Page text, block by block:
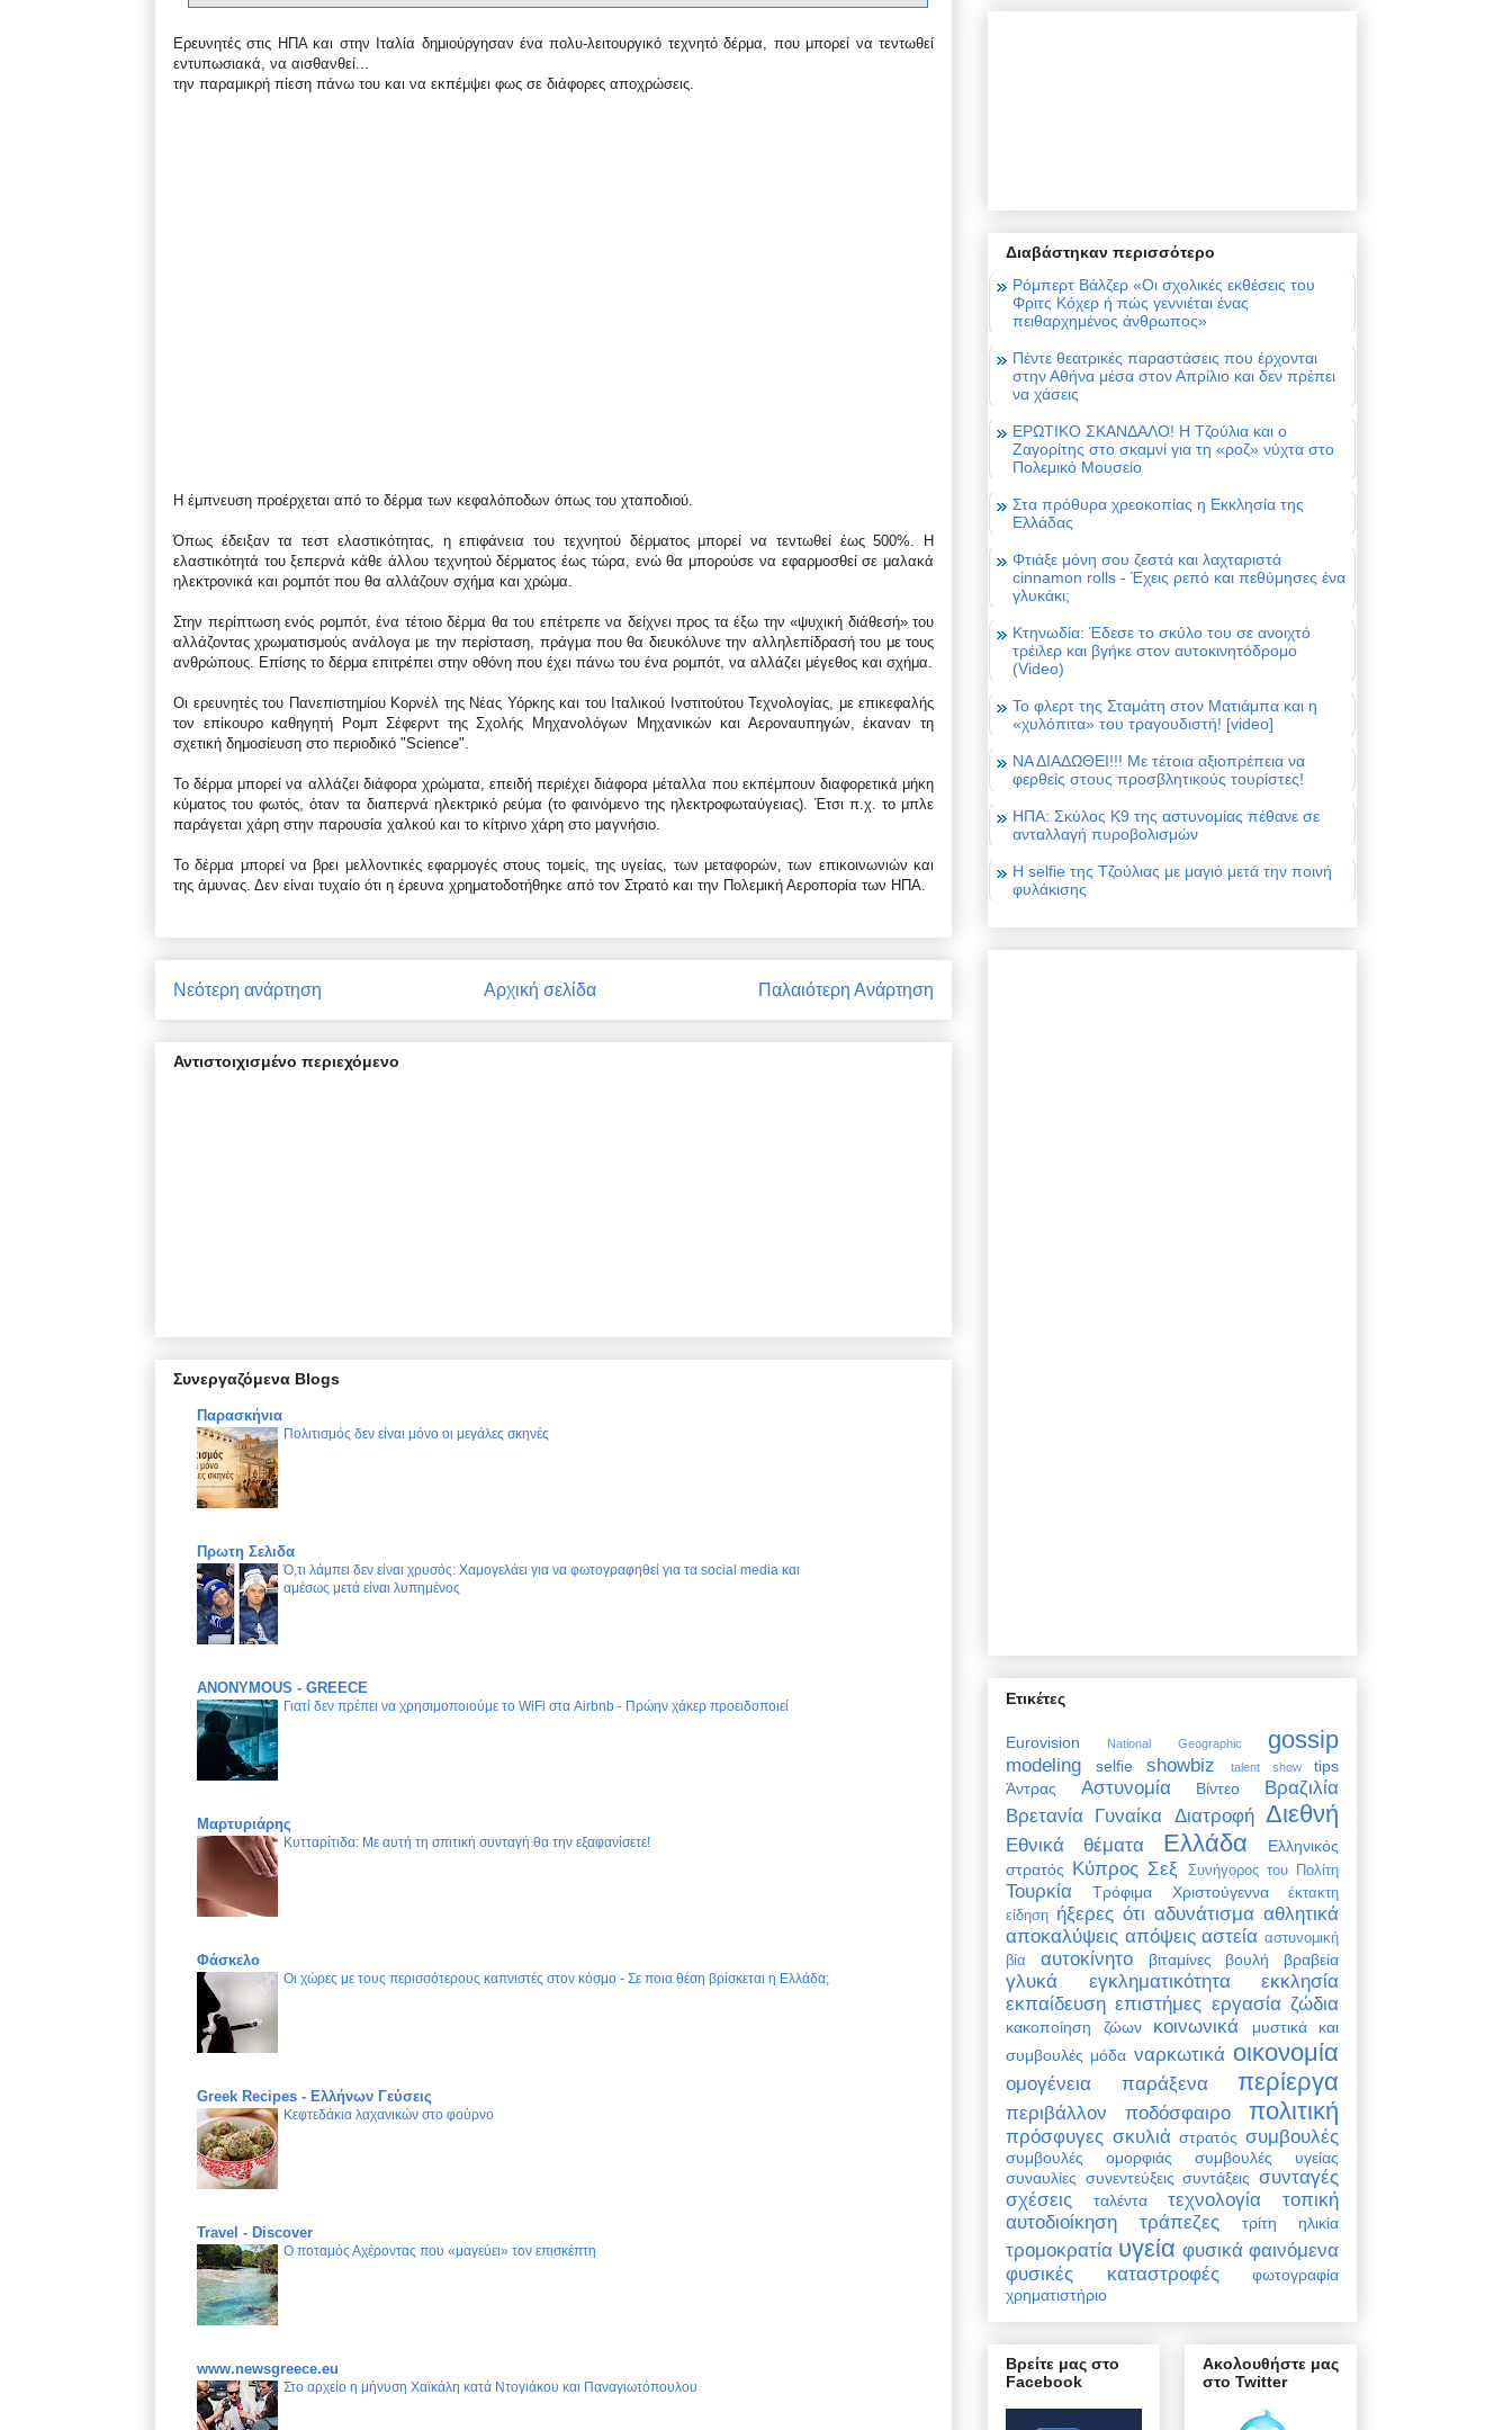
Ερευνητές στις ΗΠΑ και στην Ιταλία δημιούργησαν ένα πολυ-λειτουργικό τεχνητό δέρμα, που μπορεί να τεντωθεί
εντυπωσιακά, να αισθανθεί...
την παραμικρή πίεση πάνω του και να εκπέμψει φως σε διάφορες αποχρώσεις.
Η έμπνευση προέρχεται από το δέρμα των κεφαλόποδων όπως του χταποδιού.
Όπως έδειξαν τα τεστ ελαστικότητας, η επιφάνεια του τεχνητού δέρματος μπορεί να τεντωθεί έως 500%. Η
ελαστικότητά του ξεπερνά κάθε άλλου τεχνητού δέρματος έως τώρα, ενώ θα μπορούσε να εφαρμοσθεί σε μαλακά
ηλεκτρονικά και ρομπότ που θα αλλάζουν σχήμα και χρώμα.
Στην περίπτωση ενός ρομπότ, ένα τέτοιο δέρμα θα του επέτρεπε να δείχνει προς τα έξω την «ψυχική διάθεσή» του
αλλάζοντας χρωματισμούς ανάλογα με την περίσταση, πράγμα που θα διευκόλυνε την αλληλεπίδρασή του με τους
ανθρώπους. Επίσης το δέρμα επιτρέπει στην οθόνη που έχει πάνω του ένα ρομπότ, να αλλάζει μέγεθος και σχήμα.
Οι ερευνητές του Πανεπιστημίου Κορνέλ της Νέας Υόρκης και του Ιταλικού Ινστιτούτου Τεχνολογίας, με επικεφαλής
τον επίκουρο καθηγητή Ρομπ Σέφερντ της Σχολής Μηχανολόγων Μηχανικών και Αεροναυπηγών, έκαναν τη
σχετική δημοσίευση στο περιοδικό "Science".
Το δέρμα μπορεί να αλλάζει διάφορα χρώματα, επειδή περιέχει διάφορα μέταλλα που εκπέμπουν διαφορετικά μήκη
κύματος του φωτός, όταν τα διαπερνά ηλεκτρικό ρεύμα (το φαινόμενο της ηλεκτροφωταύγειας). Έτσι π.χ. το μπλε
παράγεται χάρη στην παρουσία χαλκού και το κίτρινο χάρη στο μαγνήσιο.
Το δέρμα μπορεί να βρει μελλοντικές εφαρμογές στους τομείς, της υγείας, των μεταφορών, των επικοινωνιών και
της άμυνας. Δεν είναι τυχαίο ότι η έρευνα χρηματοδοτήθηκε από τον Στρατό και την Πολεμική Αεροπορία των ΗΠΑ.
Νεότερη ανάρτηση Παλαιότερη Ανάρτηση
Αρχική σελίδα
Αντιστοιχισμένο περιεχόμενο
Συνεργαζόμενα Blogs
Παρασκήνια
Πολιτισμός δεν είναι μόνο οι μεγάλες σκηνές
Πρωτη Σελιδα
Ό,τι λάμπει δεν είναι χρυσός: Χαμογελάει για να φωτογραφηθεί για τα social media και
αμέσως μετά είναι λυπημένος
ANONYMOUS - GREECE
Γιατί δεν πρέπει να χρησιμοποιούμε το WiFi στα Airbnb - Πρώην χάκερ προειδοποιεί
Μαρτυριάρης
Κυτταρίτιδα: Με αυτή τη σπιτική συνταγή θα την εξαφανίσετε!
Φάσκελο
Οι χώρες με τους περισσότερους καπνιστές στον κόσμο - Σε ποια θέση βρίσκεται η Ελλάδα;
Greek Recipes - Ελλήνων Γεύσεις
Κεφτεδάκια λαχανικών στο φούρνο
Travel - Discover
Ο ποταμός Αχέροντας που «μαγεύει» τον επισκέπτη
www.newsgreece.eu
Στο αρχείο η μήνυση Χαϊκάλη κατά Ντογιάκου και Παναγιωτόπουλου
Διαβάστηκαν περισσότερο
Ρόμπερτ Βάλζερ «Οι σχολικές εκθέσεις του
Φριτς Κόχερ ή πώς γεννιέται ένας
πειθαρχημένος άνθρωπος»
Πέντε θεατρικές παραστάσεις που έρχονται
στην Αθήνα μέσα στον Απρίλιο και δεν πρέπει
να χάσεις
ΕΡΩΤΙΚΟ ΣΚΑΝΔΑΛΟ! Η Τζούλια και ο
Ζαγορίτης στο σκαμνί για τη «ροζ» νύχτα στο
Πολεμικό Μουσείο
Στα πρόθυρα χρεοκοπίας η Εκκλησία της
Ελλάδας
Φτιάξε μόνη σου ζεστά και λαχταριστά
cinnamon rolls - Έχεις ρεπό και πεθύμησες ένα
γλυκάκι;
Κτηνωδία: Έδεσε το σκύλο του σε ανοιχτό
τρέιλερ και βγήκε στον αυτοκινητόδρομο
(Video)
Το φλερτ της Σταμάτη στον Ματιάμπα και η
«χυλόπιτα» του τραγουδιστή! [video]
ΝΑ ΔΙΑΔΩΘΕΙ!!! Με τέτοια αξιοπρέπεια να
φερθείς στους προσβλητικούς τουρίστες!
ΗΠΑ: Σκύλος Κ9 της αστυνομίας πέθανε σε
ανταλλαγή πυροβολισμών
Η selfie της Τζούλιας με μαγιό μετά την ποινή
φυλάκισης
Ετικέτες
Eurovision National Geographic gossip
modeling selfie showbiz talent show
tips
Άντρας
Αστυνομία Βίντεο
Βραζιλία
Βρετανία Γυναίκα Διατροφή Διεθνή
Εθνικά θέματα Ελλάδα
Ελληνικός
στρατός Κύπρος Σεξ Συνήγορος του Πολίτη
Τουρκία Τρόφιμα Χριστούγεννα
έκτακτη
είδηση ήξερες ότι αδυνάτισμα αθλητικά
αποκαλύψεις απόψεις αστεία αστυνομική
βία
αυτοκίνητο βιταμίνες βουλή βραβεία
γλυκά εγκληματικότητα
εκκλησία
εκπαίδευση επιστήμες εργασία ζώδια
κακοποίηση ζώων κοινωνικά
μυστικά και
συμβουλές μόδα ναρκωτικά οικονομία
ομογένεια παράξενα περίεργα
περιβάλλον ποδόσφαιρο πολιτική
πρόσφυγες σκυλιά στρατός συμβουλές
συμβουλές ομορφιάς
συμβουλές υγείας
συναυλίες συνεντεύξεις συντάξεις συνταγές
σχέσεις
ταλέντα τεχνολογία
τοπική
αυτοδιοίκηση
τράπεζες τρίτη ηλικία
τρομοκρατία υγεία φυσικά φαινόμενα
φυσικές καταστροφές
φωτογραφία
χρηματιστήριο
Βρείτε μας στο
Facebook
Ακολουθήστε μας
στο Twitter